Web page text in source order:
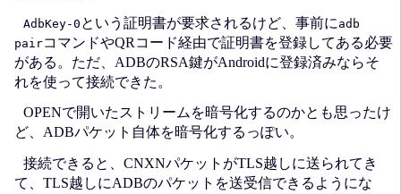
AdbKey-0 という証明書が要求されるけど、事前に adb
pairコマンドやQRコード経由で証明書を登録してある必要
がある。ただ、ADBのRSA鍵がAndroidに登録済みならそ
れを使って接続できた。
OPENで開いたストリームを暗号化するのかとも思ったけ
ど、ADBパケット自体を暗号化するっぽい。
接続できると、CNXNパケットがTLS越しに送られてき
て、TLS越しにADBのパケットを送受信できるようにな